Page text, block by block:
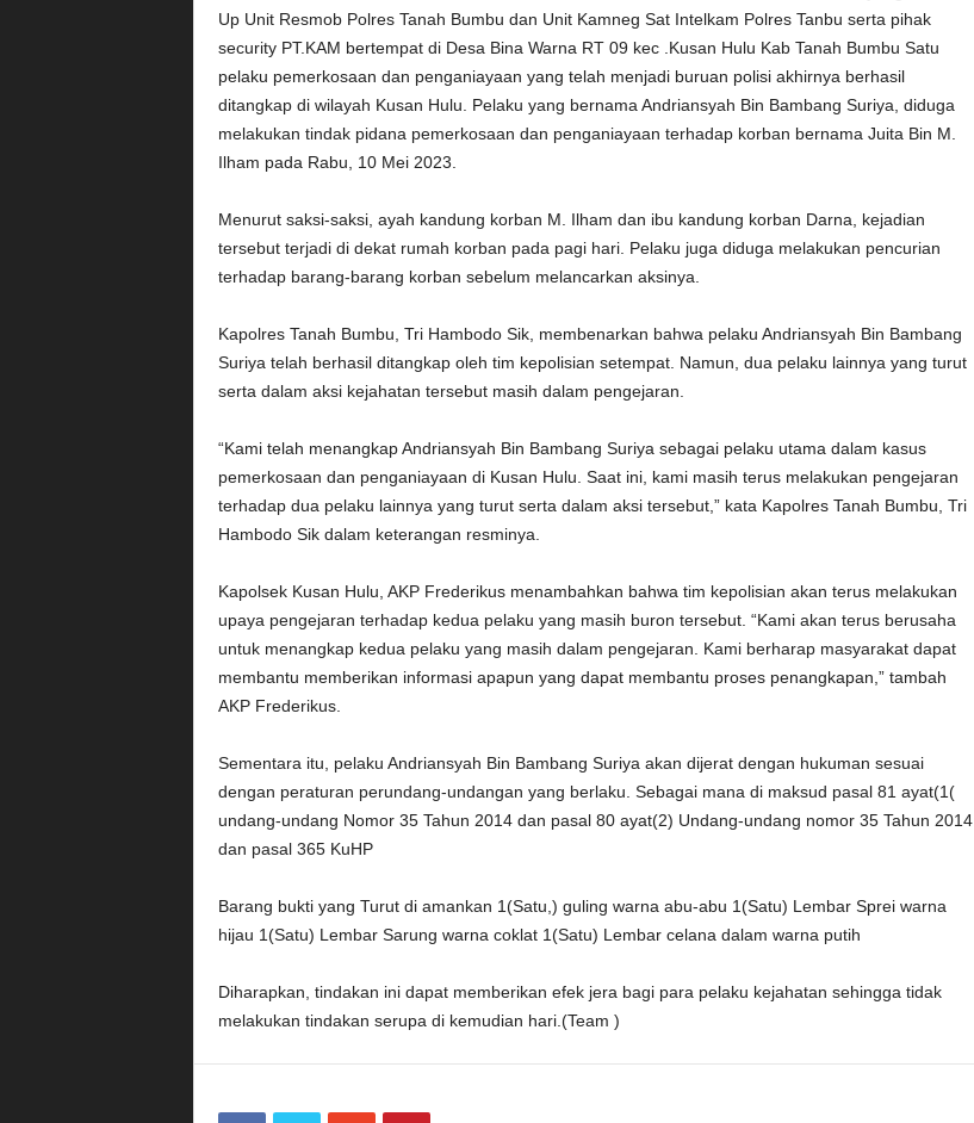
Up Unit Resmob Polres Tanah Bumbu dan Unit Kamneg Sat Intelkam Polres Tanbu serta pihak
security PT.KAM bertempat di Desa Bina Warna RT 09 kec .Kusan Hulu Kab Tanah Bumbu Satu
pelaku pemerkosaan dan penganiayaan yang telah menjadi buruan polisi akhirnya berhasil
ditangkap di wilayah Kusan Hulu. Pelaku yang bernama Andriansyah Bin Bambang Suriya, diduga
melakukan tindak pidana pemerkosaan dan penganiayaan terhadap korban bernama Juita Bin M.
Ilham pada Rabu, 10 Mei 2023.
Menurut saksi-saksi, ayah kandung korban M. Ilham dan ibu kandung korban Darna, kejadian
tersebut terjadi di dekat rumah korban pada pagi hari. Pelaku juga diduga melakukan pencurian
terhadap barang-barang korban sebelum melancarkan aksinya.
Kapolres Tanah Bumbu, Tri Hambodo Sik, membenarkan bahwa pelaku Andriansyah Bin Bambang
Suriya telah berhasil ditangkap oleh tim kepolisian setempat. Namun, dua pelaku lainnya yang turut
serta dalam aksi kejahatan tersebut masih dalam pengejaran.
“Kami telah menangkap Andriansyah Bin Bambang Suriya sebagai pelaku utama dalam kasus
pemerkosaan dan penganiayaan di Kusan Hulu. Saat ini, kami masih terus melakukan pengejaran
terhadap dua pelaku lainnya yang turut serta dalam aksi tersebut,” kata Kapolres Tanah Bumbu, Tri
Hambodo Sik dalam keterangan resminya.
Kapolsek Kusan Hulu, AKP Frederikus menambahkan bahwa tim kepolisian akan terus melakukan
upaya pengejaran terhadap kedua pelaku yang masih buron tersebut. “Kami akan terus berusaha
untuk menangkap kedua pelaku yang masih dalam pengejaran. Kami berharap masyarakat dapat
membantu memberikan informasi apapun yang dapat membantu proses penangkapan,” tambah
AKP Frederikus.
Sementara itu, pelaku Andriansyah Bin Bambang Suriya akan dijerat dengan hukuman sesuai
dengan peraturan perundang-undangan yang berlaku. Sebagai mana di maksud pasal 81 ayat(1(
undang-undang Nomor 35 Tahun 2014 dan pasal 80 ayat(2) Undang-undang nomor 35 Tahun 2014
dan pasal 365 KuHP
Barang bukti yang Turut di amankan 1(Satu,) guling warna abu-abu 1(Satu) Lembar Sprei warna
hijau 1(Satu) Lembar Sarung warna coklat 1(Satu) Lembar celana dalam warna putih
Diharapkan, tindakan ini dapat memberikan efek jera bagi para pelaku kejahatan sehingga tidak
melakukan tindakan serupa di kemudian hari.(Team )